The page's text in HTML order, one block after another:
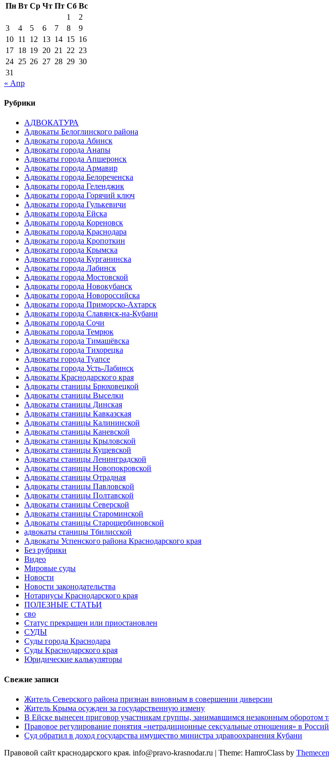
Пн Вт Ср Чт Пт Сб Вс
1
2
3
4 5 6 7 8
9
10 11 12 13 14 15 16
17 18 19 20 21 22 23
24 25 26 27 28 29 30
31
« Апр
Рубрики
АДВОКАТУРА
Адвокаты Белоглинского района
Адвокаты города Абинск
Адвокаты города Анапы
Адвокаты города Апшеронск
Адвокаты города Армавир
Адвокаты города Белореченска
Адвокаты города Геленджик
Адвокаты города Горячий ключ
Адвокаты города Гулькевичи
Адвокаты города Ейска
Адвокаты города Кореновск
Адвокаты города Краснодара
Адвокаты города Кропоткин
Адвокаты города Крымска
Адвокаты города Курганинска
Адвокаты города Лабинск
Адвокаты города Мостовской
Адвокаты города Новокубанск
Адвокаты города Новороссийска
Адвокаты города Приморско-Ахтарск
Адвокаты города Славянск-на-Кубани
Адвокаты города Сочи
Адвокаты города Темрюк
Адвокаты города Тимашёвска
Адвокаты города Тихорецка
Адвокаты города Туапсе
Адвокаты города Усть-Лабинск
Адвокаты Краснодарского края
Адвокаты станицы Брюховецкой
Адвокаты станицы Выселки
Адвокаты станицы Динская
Адвокаты станицы Кавказская
Адвокаты станицы Калининской
Адвокаты станицы Каневской
Адвокаты станицы Крыловской
Адвокаты станицы Кущевской
Адвокаты станицы Ленинградской
Адвокаты станицы Новопокровской
Адвокаты станицы Отрадная
Адвокаты станицы Павловской
Адвокаты станицы Полтавской
Адвокаты станицы Северской
Адвокаты станицы Староминской
Адвокаты станицы Старощербиновской
адвокаты станицы Тбилисской
Адвокаты Успенского района Краснодарского края
Без рубрики
Видео
Мировые суды
Новости
Новости законодательства
Нотариусы Краснодарского края
ПОЛЕЗНЫЕ СТАТЬИ
сво
Статус прекращен или приостановлен
СУДЫ
Суды города Краснодара
Суды Краснодарского края
Юридические калькуляторы
Свежие записи
Житель Северского района признан виновным в совершении диверсии
Житель Крыма осужден за государственную измену
В Ейске вынесен приговор участникам группы, занимавшимся незаконным оборотом
Правовое регулирование понятия «нетрадиционные сексуальные отношения» в
Суд обратил в доход государства имущество министра здравоохранения Кубани
Правовой сайт краснодарского края. info@pravo-krasnodar.ru | Theme: HamroClass by